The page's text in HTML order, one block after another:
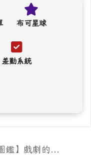
布可星球
差勤系統
鑑】戲劇的...